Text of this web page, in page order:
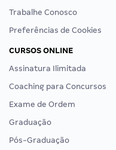
Trabalhe Conosco
Preferências de Cookies
CURSOS ONLINE
Assinatura Ilimitada
Coaching para Concursos
Exame de Ordem
Graduação
Pós-Graduação